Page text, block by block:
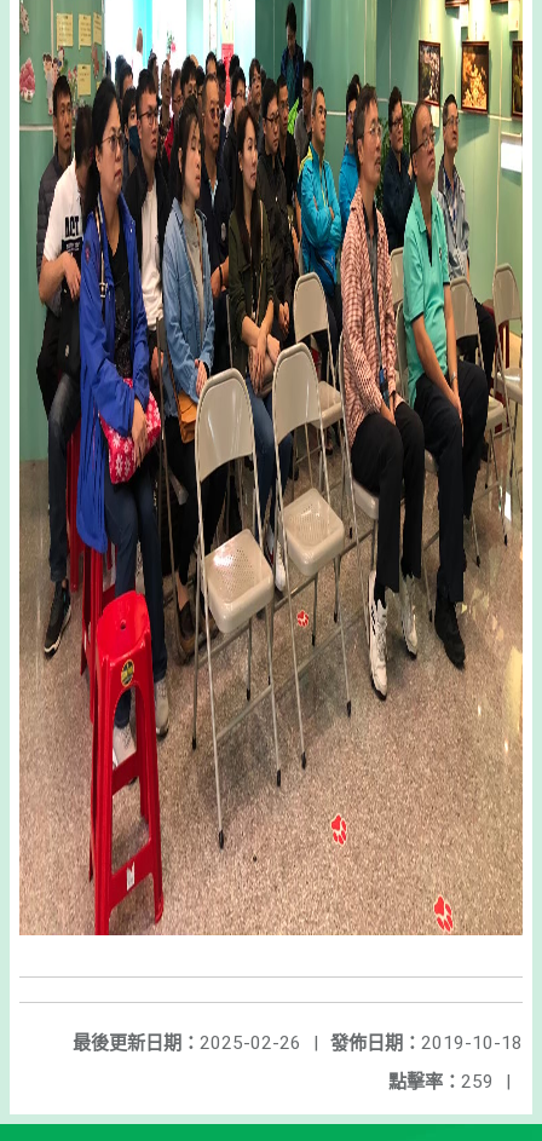
發佈日期： 2019-10-18
最後更新日期： 2025-02-26
|
點擊率： 259 |